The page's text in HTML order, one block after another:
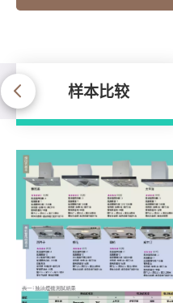
样本比较
样本比较